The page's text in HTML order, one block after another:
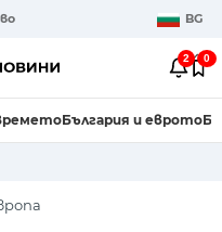
BG
2 0
България и еврото